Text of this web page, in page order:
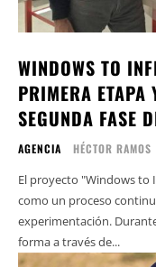
WINDOWS TO
PRIMERA ETAPA
SEGUNDA FASE
AGENCIA HÉCTOR RAMOS
El proyecto "Windows to
como un proceso
experimentación.
forma a través de...